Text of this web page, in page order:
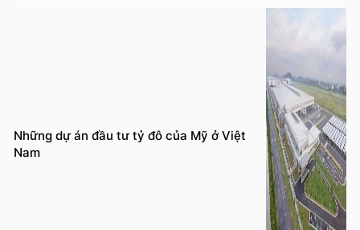
Những dự án đầu tư tỷ đô của Mỹ ở Việt
Nam